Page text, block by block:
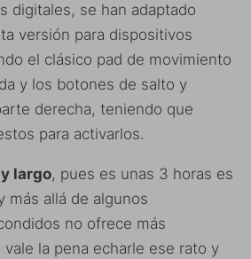
digitales, se han adaptado
versión para dispositivos
el clásico pad de movimiento
y los botones de salto y
derecha, teniendo que
para activarlos.
largo, pues es unas 3 horas es
más allá de algunos
no ofrece más
la pena echarle ese rato y